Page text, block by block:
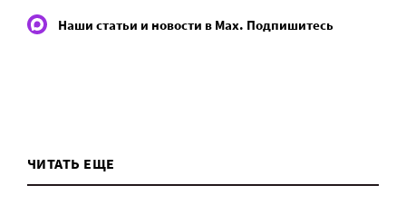
Наши статьи и новости в Max. Подпишитесь
ЧИТАТЬ ЕЩЕ